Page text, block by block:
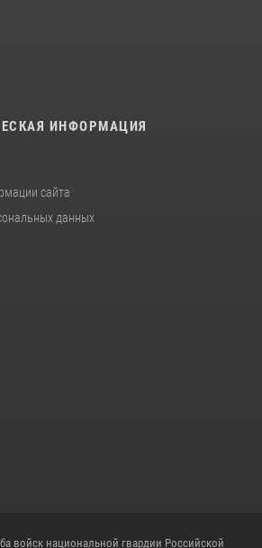
ИНФОРМАЦИЯ
сайта
данных
войск национальной гвардии Российской